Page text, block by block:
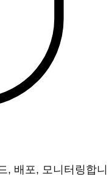
, 배포, 모니터링합니